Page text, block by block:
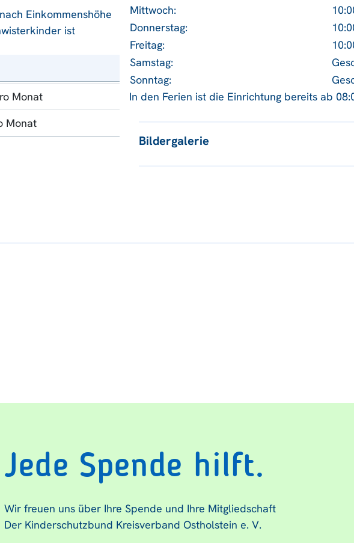
Einkommenshöhe
ist
Monat
Monat
Mittwoch:
Donnerstag:
Freitag:
Samstag:
Sonntag:
In den Ferien ist die Einrichtung bereits ab
Bildergalerie
Jede Spende hilft.
Wir freuen uns über Ihre Spende und Ihre Mitgliedschaft
Der Kinderschutzbund Kreisverband Ostholstein e. V.